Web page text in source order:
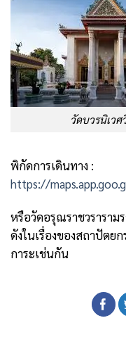
วัดบวรนิเวศ
พิกัดการเดินทาง :
https://
หรือวัดอรุณราชวราราม
ดังในเรื่องของสถาปัตย
การะเช่นกัน